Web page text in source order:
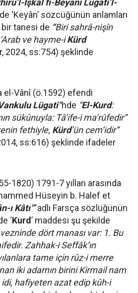
‘Keyân’ sözcüğünün anlamları
tanesi de “Biri sahrâ-nişîn
ve hayme-iKürd
2024, ss:754) şeklinde
Vânî (ö.1592) efendi
Lügati”nde “El-Kurd:
sükûnuyla: Tâ’ife-i ma‘rûfedir”
fethiyle, Kürd’ün cem‘idir”
ss:616) şeklinde ifadeler
1820) 1791-7 yılları arasında
Hüseyin b. Halef et
ı Kâtı’”adlı Farsça sözlüğünün
‘Kurd’ maddesi şu şekilde
vezninde dört manası var: 1. Bu
Zahhak-i Seffâk’ın
tame için rûz-i merre
iki adamın birini Kirmail nam
idi, hafiyeten azat edip kûh-i